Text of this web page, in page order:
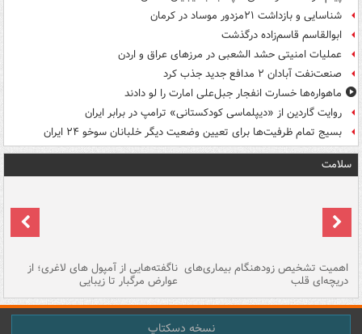
شناسایی و بازداشت ۲۱مزدور موساد در کرمان
ابوالقاسم قاسم‌زاده درگذشت
عملیات امنیتی حشد الشعبی در مرزهای عراق و اردن
صنعت‌نفت آبادان ۲ مدافع جدید جذب کرد
ماهواره‌ها خسارت انفجار جبل‌علی امارت را لو دادند
روایت گاردین از «دیپلماسی کودکستانی» ترامپ در برابر ایران
بسیج تمام ظرفیت‌ها برای تعیین وضعیت دیگر خلبانان سوخو ۲۴ ایران
سلامت
اهمیت تشخیص زودهنگام بیماری‌های
دریچه‌ای قلب
ناگفته‌هایی از آمپول های لاغری؛ از
عوارض مرگبار تا زیبایی
نسخه دسکتاپ